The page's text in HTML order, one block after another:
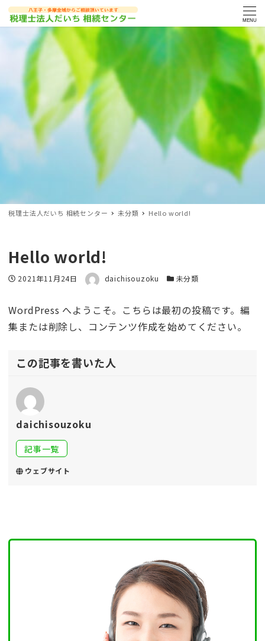
MENU
税理士法人だいち 相続センター 未分類 Hello world!
Hello world!
投稿日
2021年11月24日 著者 daichisouzoku カテゴリー
未分類
WordPress へようこそ。こちらは最初の投稿です。編
集または削除し、コンテンツ作成を始めてください。
この記事を書いた人
daichisouzoku
記事一覧
ウェブサイト